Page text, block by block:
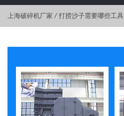
上海破碎机厂家 / 打捞沙子需要哪些工具